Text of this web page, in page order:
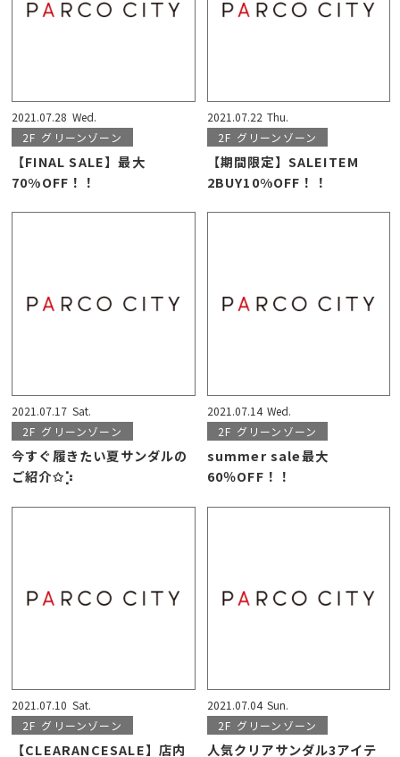
2021.07.28 Wed.
2F グリーンゾーン
【FINAL SALE】最大
70%OFF！！
2021.07.22 Thu.
2F グリーンゾーン
【期間限定】SALEITEM
2BUY10%OFF！！
2021.07.17 Sat.
2F グリーンゾーン
今すぐ履きたい夏サンダルの
ご紹介✩︎⡱
2021.07.14 Wed.
2F グリーンゾーン
summer sale最大
60％OFF！！
2021.07.10 Sat.
2F グリーンゾーン
【CLEARANCESALE】店内
2021.07.04 Sun.
2F グリーンゾーン
人気クリアサンダル3アイテ